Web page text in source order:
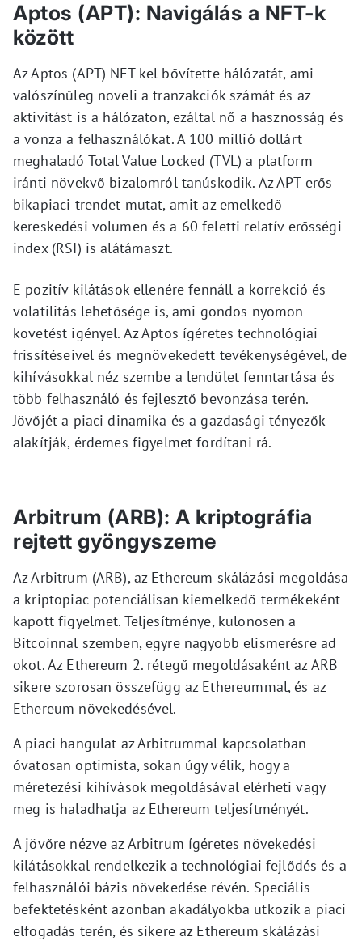
Aptos (APT): Navigálás a NFT-k
között
Az Aptos (APT) NFT-kel bővítette hálózatát, ami
valószínűleg növeli a tranzakciók számát és az
aktivitást is a hálózaton, ezáltal nő a hasznosság és
a vonza a felhasználókat. A 100 millió dollárt
meghaladó Total Value Locked (TVL) a platform
iránti növekvő bizalomról tanúskodik. Az APT erős
bikapiaci trendet mutat, amit az emelkedő
kereskedési volumen és a 60 feletti relatív erősségi
index (RSI) is alátámaszt.
E pozitív kilátások ellenére fennáll a korrekció és
volatilitás lehetősége is, ami gondos nyomon
követést igényel. Az Aptos ígéretes technológiai
frissítéseivel és megnövekedett tevékenységével, de
kihívásokkal néz szembe a lendület fenntartása és
több felhasználó és fejlesztő bevonzása terén.
Jövőjét a piaci dinamika és a gazdasági tényezők
alakítják, érdemes figyelmet fordítani rá.
Arbitrum (ARB): A kriptográfia
rejtett gyöngyszeme
Az Arbitrum (ARB), az Ethereum skálázási megoldása
a kriptopiac potenciálisan kiemelkedő termékeként
kapott figyelmet. Teljesítménye, különösen a
Bitcoinnal szemben, egyre nagyobb elismerésre ad
okot. Az Ethereum 2. rétegű megoldásaként az ARB
sikere szorosan összefügg az Ethereummal, és az
Ethereum növekedésével.
A piaci hangulat az Arbitrummal kapcsolatban
óvatosan optimista, sokan úgy vélik, hogy a
méretezési kihívások megoldásával elérheti vagy
meg is haladhatja az Ethereum teljesítményét.
A jövőre nézve az Arbitrum ígéretes növekedési
kilátásokkal rendelkezik a technológiai fejlődés és a
felhasználói bázis növekedése révén. Speciális
befektetésként azonban akadályokba ütközik a piaci
elfogadás terén, és sikere az Ethereum skálázási